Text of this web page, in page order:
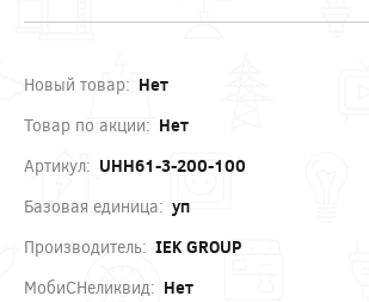
Новый товар: Нет
Товар по акции: Нет
Артикул: UHH61-3-200-100
Базовая единица: уп
Производитель: IEK GROUP
МобиСНеликвид: Нет